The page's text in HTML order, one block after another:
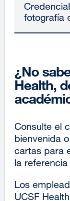
fotografía
¿No
Health,
Consulte el
bienvenida
cartas para
la referencia
Los
UCSF